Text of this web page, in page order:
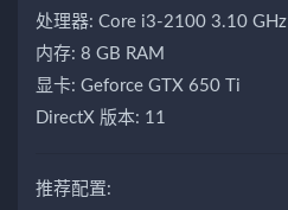
处理器: Core i3-2100 3.10 GHz
内存: 8 GB RAM
显卡: Geforce GTX 650 Ti
DirectX 版本: 11
推荐配置: